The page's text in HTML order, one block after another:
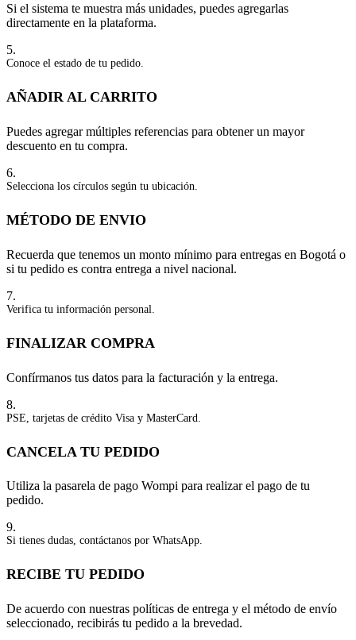
Si el sistema te muestra más unidades, puedes agregarlas
directamente en la plataforma.
5.
Conoce el estado de tu pedido.
AÑADIR AL CARRITO
Puedes agregar múltiples referencias para obtener un mayor
descuento en tu compra.
6.
Selecciona los círculos según tu ubicación.
MÉTODO DE ENVIO
Recuerda que tenemos un monto mínimo para entregas en Bogotá o
si tu pedido es contra entrega a nivel nacional.
7.
Verifica tu información personal.
FINALIZAR COMPRA
Confírmanos tus datos para la facturación y la entrega.
8.
PSE, tarjetas de crédito Visa y MasterCard.
CANCELA TU PEDIDO
Utiliza la pasarela de pago Wompi para realizar el pago de tu
pedido.
9.
Si tienes dudas, contáctanos por WhatsApp.
RECIBE TU PEDIDO
De acuerdo con nuestras políticas de entrega y el método de envío
seleccionado, recibirás tu pedido a la brevedad.